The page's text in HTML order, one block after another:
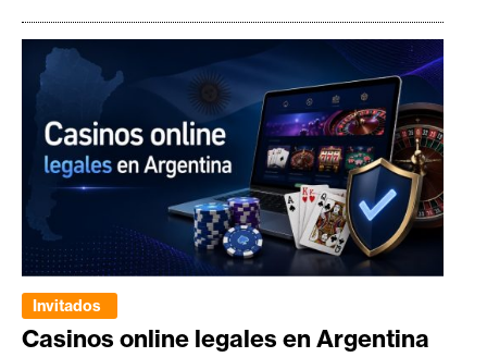
Invitados
Casinos online legales en Argentina